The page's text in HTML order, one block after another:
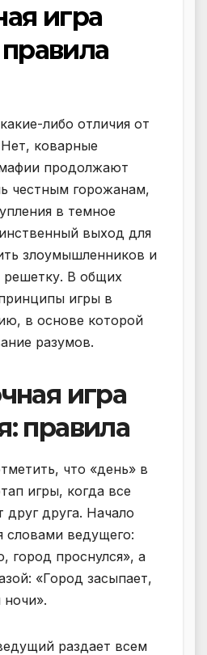
игра
либо отличия от
коварные
продолжают
честным горожанам,
в темное
выход для
злоумышленников и
решетку. В общих
игры в
в основе которой
разумов.
игра
правила
что «день» в
игры, когда все
друг друга. Начало
словами ведущего:
город проснулся», а
«Город засыпает,
раздает всем